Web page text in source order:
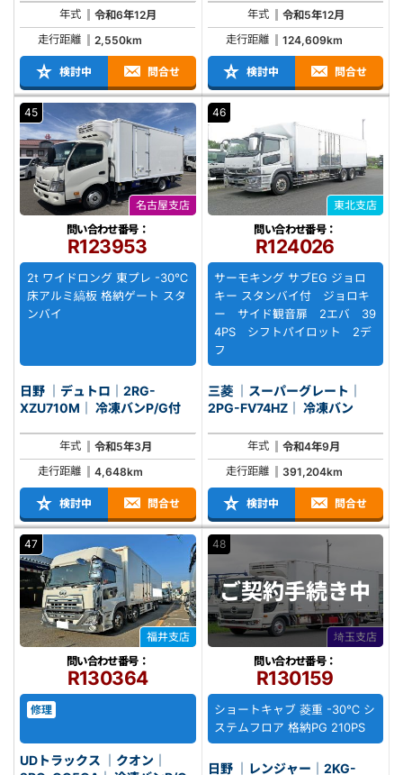
年式
令和6年12月
走行距離
2,550km
検討中 問合せ
年式
令和5年12月
走行距離
124,609km
検討中 問合せ
45
名古屋支店
問い合わせ番号：
R123953
2t ワイドロング 東プレ -30℃
床アルミ縞板 格納ゲート スタ
ンバイ
日野 ｜デュトロ｜2RG-
XZU710M｜ 冷凍バンP/G付
年式
令和5年3月
走行距離
4,648km
検討中 問合せ
46
東北支店
問い合わせ番号：
R124026
サーモキング サブEG ジョロ
キー スタンバイ付 ジョロキ
ー サイド観音扉 2エバ 39
4PS シフトパイロット 2デ
フ
三菱 ｜スーパーグレート｜
2PG-FV74HZ｜ 冷凍バン
年式
令和4年9月
走行距離
391,204km
検討中 問合せ
47
福井支店
問い合わせ番号：
R130364
修理
UDトラックス ｜クオン｜
48
埼玉支店
ご契約手続き中
問い合わせ番号：
R130159
ショートキャブ 菱重 -30℃ シ
ステムフロア 格納PG 210PS
日野 ｜レンジャー｜2KG-